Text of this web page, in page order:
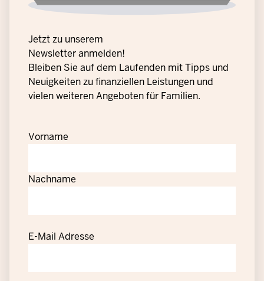
Jetzt zu unserem
Newsletter anmelden!
Bleiben Sie auf dem Laufenden mit Tipps und
Neuigkeiten zu finanziellen Leistungen und
vielen weiteren Angeboten für Familien.
Vorname
Nachname
E-Mail Adresse